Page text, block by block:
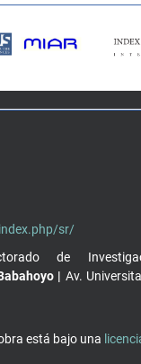
sr/
de
| Av.
está bajo una